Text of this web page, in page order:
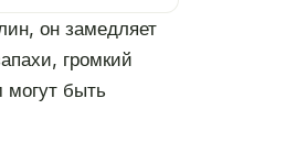
он замедляет
громкий
могут быть